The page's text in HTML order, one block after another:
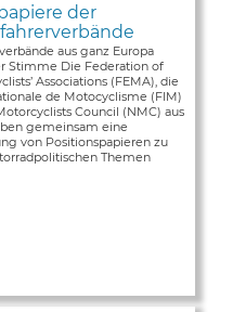
der
aus ganz Europa
Stimme Die Federation of
Associations (FEMA), die
de Motocyclisme (FIM)
Council (NMC) aus
gemeinsam eine
von Positionspapieren zu
Themen